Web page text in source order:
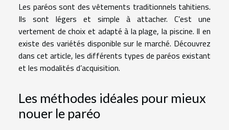
Les paréos sont des vêtements traditionnels tahitiens.
Ils sont légers et simple à attacher. C’est une
vertement de choix et adapté à la plage, la piscine. Il en
existe des variétés disponible sur le marché. Découvrez
dans cet article, les différents types de paréos existant
et les modalités d’acquisition.
Les méthodes idéales pour mieux
nouer le paréo